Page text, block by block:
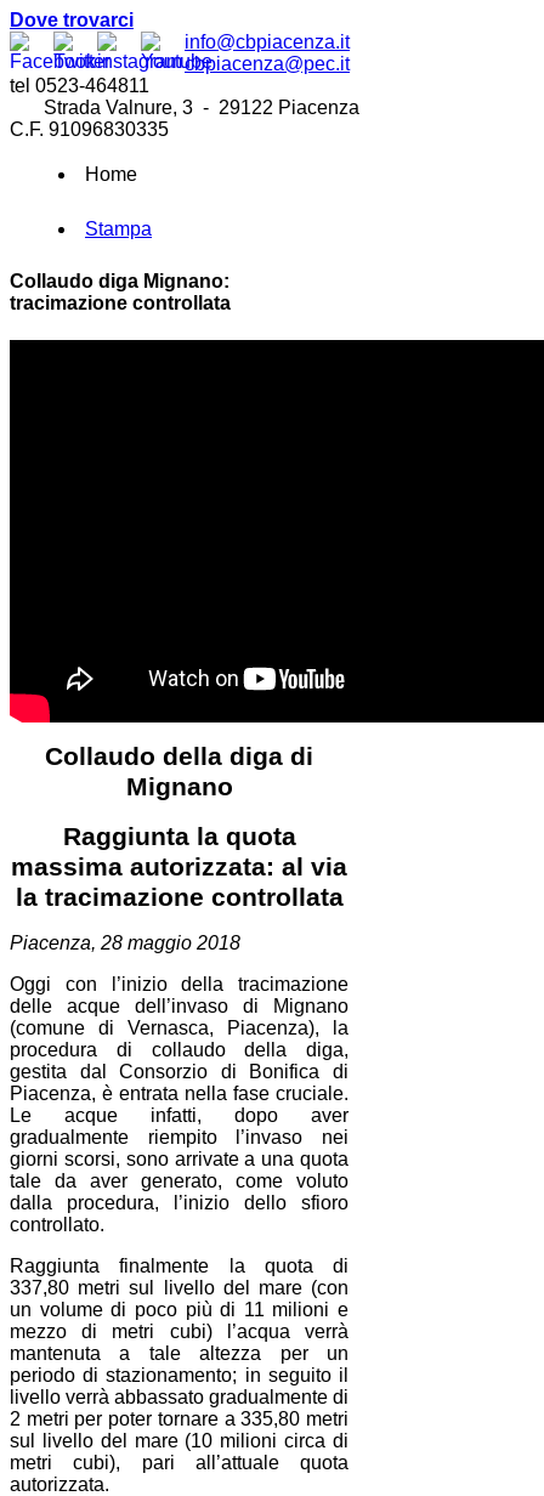
Dove trovarci
info@cbpiacenza.it
cbpiacenza@pec.it
tel 0523-464811
Strada Valnure, 3 - 29122 Piacenza
C.F. 91096830335
Home
Stampa
Collaudo diga Mignano:
tracimazione controllata
Collaudo della diga di
Mignano
Raggiunta la quota
massima autorizzata: al via
la tracimazione controllata
Piacenza, 28 maggio 2018
Oggi con l’inizio della tracimazione
delle acque dell’invaso di Mignano
(comune di Vernasca, Piacenza), la
procedura di collaudo della diga,
gestita dal Consorzio di Bonifica di
Piacenza, è entrata nella fase cruciale.
Le acque infatti, dopo aver
gradualmente riempito l’invaso nei
giorni scorsi, sono arrivate a una quota
tale da aver generato, come voluto
dalla procedura, l’inizio dello sfioro
controllato.
Raggiunta finalmente la quota di
337,80 metri sul livello del mare (con
un volume di poco più di 11 milioni e
mezzo di metri cubi) l’acqua verrà
mantenuta a tale altezza per un
periodo di stazionamento; in seguito il
livello verrà abbassato gradualmente di
2 metri per poter tornare a 335,80 metri
sul livello del mare (10 milioni circa di
metri cubi), pari all’attuale quota
autorizzata.